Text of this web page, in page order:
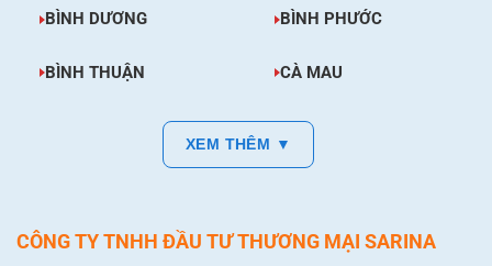
BÌNH DƯƠNG BÌNH PHƯỚC
BÌNH THUẬN CÀ MAU
XEM THÊM ▼
CÔNG TY TNHH ĐẦU TƯ THƯƠNG MẠI SARINA